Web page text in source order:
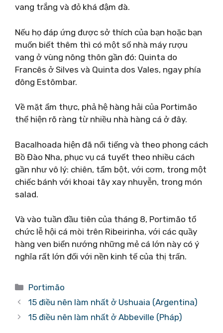
vang trắng và đỏ khá đậm đà.
Nếu họ đáp ứng được sở thích của bạn hoặc bạn
muốn biết thêm thì có một số nhà máy rượu
vang ở vùng nông thôn gần đó: Quinta do
Francês ở Silves và Quinta dos Vales, ngay phía
đông Estômbar.
Về mặt ẩm thực, phả hệ hàng hải của Portimão
thể hiện rõ ràng từ nhiều nhà hàng cá ở đây.
Bacalhoada hiện đã nổi tiếng và theo phong cách
Bồ Đào Nha, phục vụ cá tuyết theo nhiều cách
gần như vô lý: chiên, tẩm bột, với cơm, trong một
chiếc bánh với khoai tây xay nhuyễn, trong món
salad.
Và vào tuần đầu tiên của tháng 8, Portimão tổ
chức lễ hội cá mòi trên Ribeirinha, với các quầy
hàng ven biển nướng những mẻ cá lớn này có ý
nghĩa rất lớn đối với nền kinh tế của thị trấn.
Danh
mục
Portimão
15 điều nên làm nhất ở Ushuaia (Argentina)
15 điều nên làm nhất ở Abbeville (Pháp)